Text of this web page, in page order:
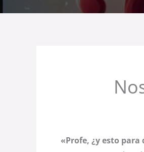
«Profe, ¿y esto para